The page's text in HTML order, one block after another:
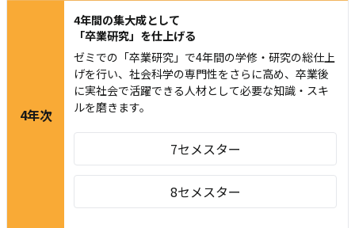
4年次
4年間の集大成として
「卒業研究」を仕上げる
ゼミでの「卒業研究」で4年間の学修・研究の総仕上
げを行い、社会科学の専門性をさらに高め、卒業後
に実社会で活躍できる人材として必要な知識・スキ
ルを磨きます。
7セメスター
8セメスター